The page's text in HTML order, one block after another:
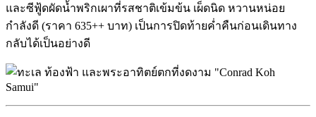
และซีฟู้ดผัดน้ำพริกเผาที่รสชาติเข้มข้น เผ็ดนิด หวานหน่อย
กำลังดี (ราคา 635++ บาท) เป็นการปิดท้ายค่ำคืนก่อนเดินทาง
กลับได้เป็นอย่างดี